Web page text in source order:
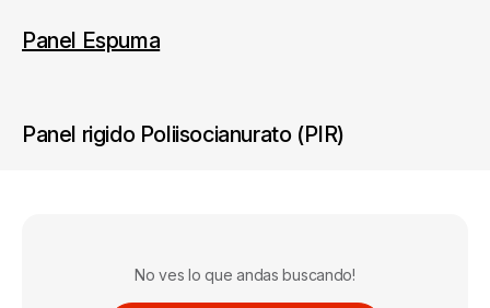
Panel Espuma
Panel rigido Poliisocianurato (PIR)
No ves lo que andas buscando!